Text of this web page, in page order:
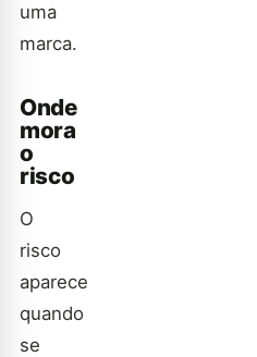
uma
marca.
Onde
mora
o
risco
O
risco
aparece
quando
se